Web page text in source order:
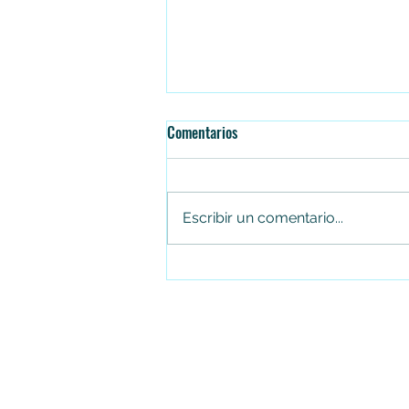
Juan Carlos Arias renuncia al
Comentarios
Escribir un comentario...